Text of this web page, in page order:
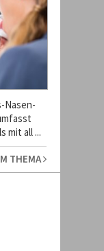
Nasen-
mit all ...
THEMA